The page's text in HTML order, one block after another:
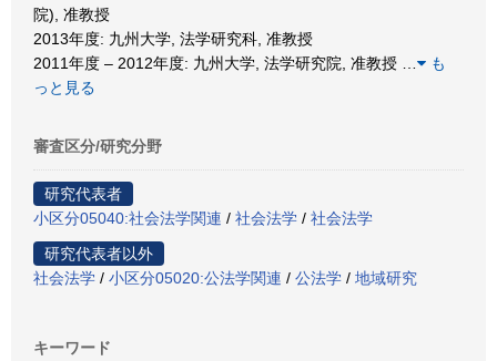
院), 准教授
2013年度: 九州大学, 法学研究科, 准教授
2011年度 – 2012年度: 九州大学, 法学研究院, 准教授
も
っと見る
審査区分/研究分野
研究代表者
小区分05040:社会法学関連 / 社会法学 / 社会法学
研究代表者以外
社会法学 / 小区分05020:公法学関連 / 公法学 / 地域研究
キーワード